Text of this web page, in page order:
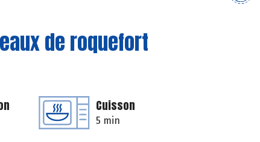
de roquefort
Cuisson
5 min